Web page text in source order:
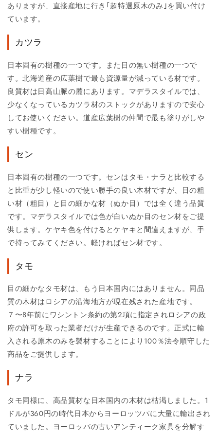
ありますが、直接産地に行き｢超特選原木のみ｣を買い付け
ています。
カツラ
日本固有の樹種の一つです。また目の無い樹種の一つで
す。北海道産の広葉樹で最も資源量が減っている材です。
良質材は日高山脈の麓にあります。マデラスタイルでは、
少なくなっているカツラ材のストックがありますので安心
してお使いください。道産広葉樹の仲間で最も塗りがしや
すい樹種です。
セン
日本固有の樹種の一つです。センはタモ・ナラと比較する
と比重が少し軽いので使い勝手の良い木材ですが、目の粗
い材（粗目）と目の細かな材（ぬか目）では全く違う品質
です。マデラスタイルでは色が白いぬか目のセン材をご提
供します。ケヤキ色を付けるとケヤキと間違えますが、手
で持ってみてください。軽ければセン材です。
タモ
目の細かなタモ材は、もう日本国内にはありません。同品
質の木材はロシアの沿海地方が現在残された産地です。
７〜8年前にワシントン条約の第2項に指定されロシアの政
府の許可を取った業者だけが生産できるのです。正式に輸
入される原木のみを製材することにより100％法令順守した
商品をご提供します。
ナラ
タモ同様に、高品質材な日本国内の木材は枯渇しました。1
ドルが360円の時代日本からヨーロッツパに大量に輸出され
ていました。ヨーロッパの古いアンティーク家具を分解す